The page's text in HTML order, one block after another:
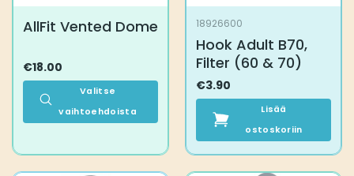
AllFit Vented Dome
€18.00
Valitse
vaihtoehdoista
18926600
Hook Adult B70,
Filter (60 & 70)
€3.90
Lisää
ostoskoriin